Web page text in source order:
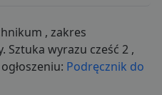
, zakres
Sztuka wyrazu cześć 2 ,
Podręcznik do